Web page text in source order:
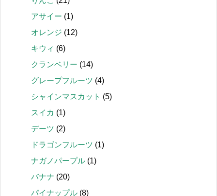
アサイー (1)
オレンジ (12)
キウィ (6)
クランベリー (14)
グレープフルーツ (4)
シャインマスカット (5)
スイカ (1)
デーツ (2)
ドラゴンフルーツ (1)
ナガノパープル (1)
バナナ (20)
パイナップル (8)